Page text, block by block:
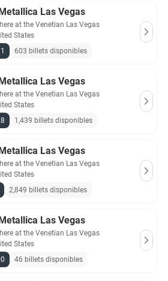
Las Vegas
at the Venetian Las Vegas
States
603 billets disponibles
Las Vegas
at the Venetian Las Vegas
States
1,439 billets disponibles
Las Vegas
at the Venetian Las Vegas
States
2,849 billets disponibles
Las Vegas
at the Venetian Las Vegas
States
46 billets disponibles